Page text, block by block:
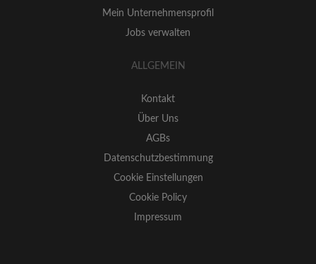
Mein Unternehmensprofil
Jobs verwalten
ALLGEMEIN
Kontakt
Über Uns
AGBs
Datenschutzbestimmung
Cookie Einstellungen
Cookie Policy
Impressum